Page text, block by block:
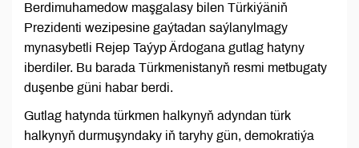
Berdimuhamedow maşgalasy bilen Türkiýäniň
Prezidenti wezipesine gaýtadan saýlanylmagy
mynasybetli Rejep Taýyp Ärdogana gutlag hatyny
iberdiler. Bu barada Türkmenistanyň resmi metbugaty
duşenbe güni habar berdi.
Gutlag hatynda türkmen halkynyň adyndan türk
halkynyň durmuşyndaky iň taryhy gün, demokratiýa